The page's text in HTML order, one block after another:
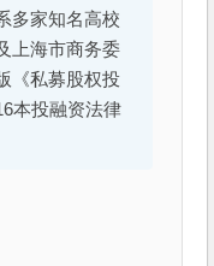
多家知名高校
上海市商务委
《私募股权投
本投融资法律